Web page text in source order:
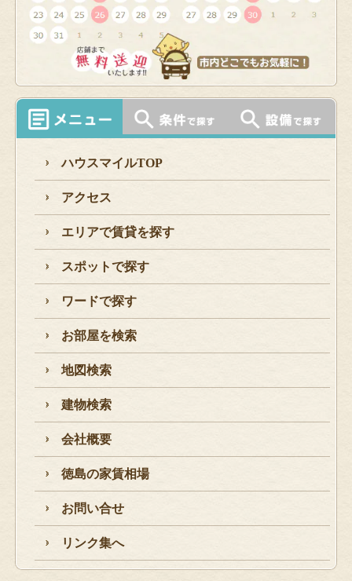
ハウスマイルTOP
アクセス
エリアで賃貸を探す
スポットで探す
ワードで探す
お部屋を検索
地図検索
建物検索
会社概要
徳島の家賃相場
お問い合せ
リンク集へ